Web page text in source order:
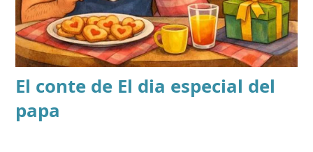
El conte de El dia especial del
papa